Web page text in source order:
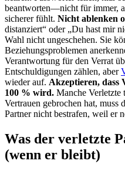
beantworten—nicht für immer,
sicherer fühlt. Nicht ablenken
distanziert“ oder „Du hast mir
Wahl nicht ungeschehen. Sie
Beziehungsproblemen
Verantwortung für den Verrat
Entschuldigungen zählen, aber
wieder auf. Akzeptieren, dass
100 % wird. Manche Verletzte
Vertrauen gebrochen hat, muss
Partner nicht bestrafen, weil er
Was der verletzte
(wenn er bleibt)